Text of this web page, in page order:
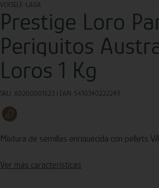
VERSELE-LAGA
Prestige Loro
Periquitos
Loros 1 Kg
SKU: AD200001523 | EAN: 5410340222249
Mixtura de semillas enriquecida con pellets
Ver más características